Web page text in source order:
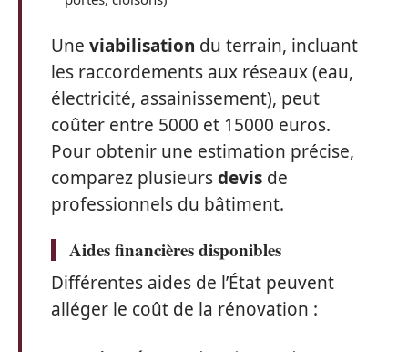
Une viabilisation du terrain, incluant
les raccordements aux réseaux (eau,
électricité, assainissement), peut
coûter entre 5000 et 15000 euros.
Pour obtenir une estimation précise,
comparez plusieursdevis de
professionnels du bâtiment.
Aides financières disponibles
Différentes aides de l’État peuvent
alléger le coût de la rénovation :